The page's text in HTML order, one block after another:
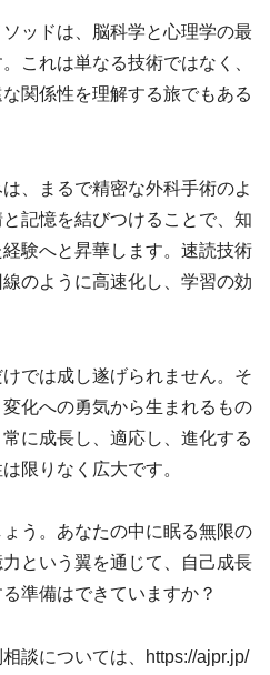
ッドは、脳科学と心理学の最
これは単なる技術ではなく、
関係性を理解する旅でもある
、まるで精密な外科手術のよ
記憶を結びつけることで、知
験へと昇華します。速読技術
のように高速化し、学習の効
では成し遂げられません。そ
化への勇気から生まれるもの
に成長し、適応し、進化する
限りなく広大です。
う。あなたの中に眠る無限の
という翼を通じて、自己成長
準備はできていますか？
談については、https://ajpr.jp/